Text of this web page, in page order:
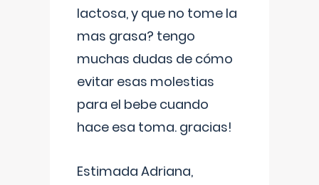
lactosa, y que no tome la
mas grasa? tengo
muchas dudas de cómo
evitar esas molestias
para el bebe cuando
hace esa toma. gracias!
Estimada Adriana,